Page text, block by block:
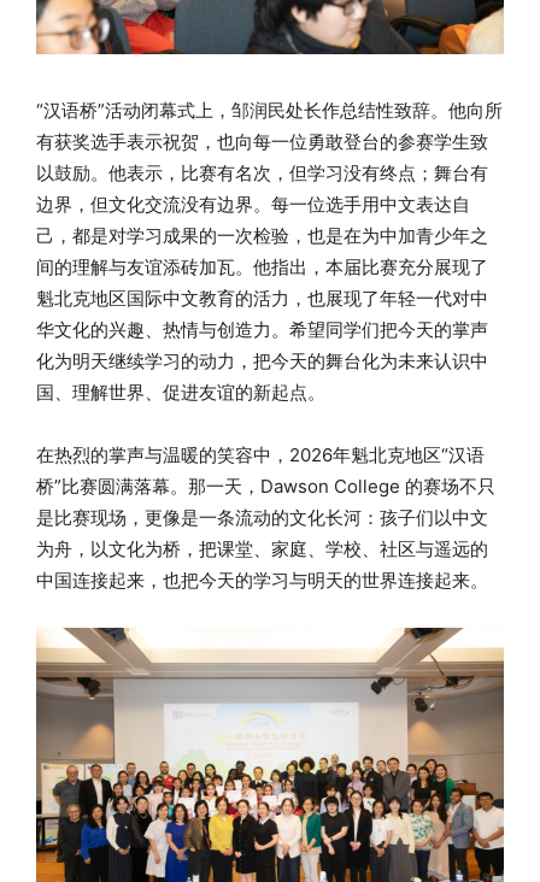
“汉语桥”活动闭幕式上，邹润民处长作总结性致辞。他向所
有获奖选手表示祝贺，也向每一位勇敢登台的参赛学生致
以鼓励。他表示，比赛有名次，但学习没有终点；舞台有
边界，但文化交流没有边界。每一位选手用中文表达自
己，都是对学习成果的一次检验，也是在为中加青少年之
间的理解与友谊添砖加瓦。他指出，本届比赛充分展现了
魁北克地区国际中文教育的活力，也展现了年轻一代对中
华文化的兴趣、热情与创造力。希望同学们把今天的掌声
化为明天继续学习的动力，把今天的舞台化为未来认识中
国、理解世界、促进友谊的新起点。
在热烈的掌声与温暖的笑容中，2026年魁北克地区“汉语
桥”比赛圆满落幕。那一天，Dawson College 的赛场不只
是比赛现场，更像是一条流动的文化长河：孩子们以中文
为舟，以文化为桥，把课堂、家庭、学校、社区与遥远的
中国连接起来，也把今天的学习与明天的世界连接起来。